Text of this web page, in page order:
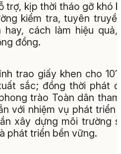
trợ, kịp thời tháo gỡ khó
kiểm tra, tuyên
hay, cách làm hiệu
đồng.
trao giấy khen cho
sắc; đồng thời phát
trào Toàn dân
với nhiệm vụ phát triển
xây dựng môi trường
phát triển bền vững.